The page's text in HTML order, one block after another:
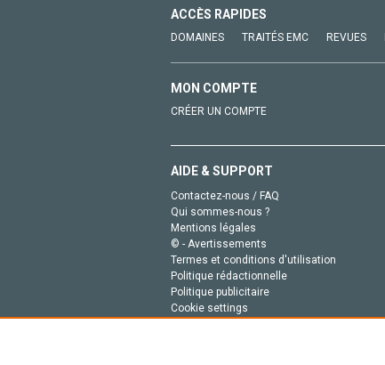
ACCÈS RAPIDES
DOMAINES TRAITÉS EMC REVUES
MON COMPTE
CRÉER UN COMPTE
AIDE & SUPPORT
Contactez-nous / FAQ
Qui sommes-nous ?
Mentions légales
© - Avertissements
Termes et conditions d'utilisation
Politique rédactionnelle
Politique publicitaire
Cookie settings